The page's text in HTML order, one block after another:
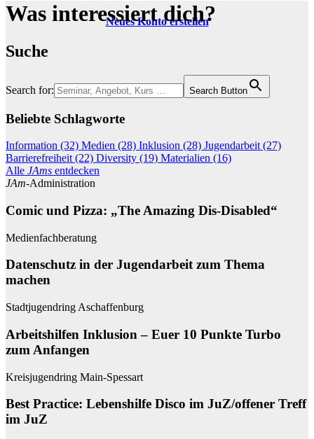
Neues Konto erstellen
Was interessiert dich?
Suche
Search for: Search Button
Beliebte Schlagworte
Information (32) Medien (28) Inklusion (28) Jugendarbeit (27)
Barrierefreiheit (22) Diversity (19) Materialien (16)
Alle JAms entdecken
JAm-Administration
Comic und Pizza: „The Amazing Dis-Disabled“
Medienfachberatung
Datenschutz in der Jugendarbeit zum Thema
machen
Stadtjugendring Aschaffenburg
Arbeitshilfen Inklusion – Euer 10 Punkte Turbo
zum Anfangen
Kreisjugendring Main-Spessart
Best Practice: Lebenshilfe Disco im JuZ/offener Treff
im JuZ